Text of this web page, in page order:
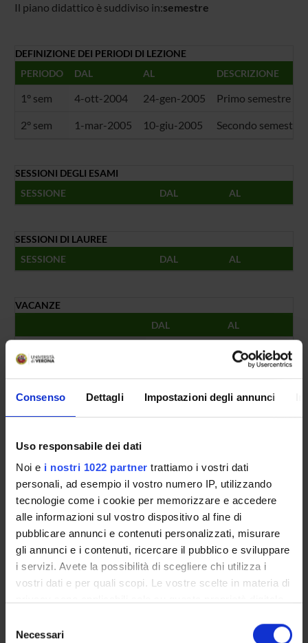
Consenso Dettagli Impostazioni degli annunci
Uso responsabile dei dati
Noi e i nostri 1022 partner trattiamo i vostri dati
personali, ad esempio il vostro numero IP, utilizzando
tecnologie come i cookie per memorizzare e accedere
alle informazioni sul vostro dispositivo al fine di
pubblicare annunci e contenuti personalizzati, misurare
gli annunci e i contenuti, ricercare il pubblico e sviluppare
i servizi. Avete la possibilità di scegliere chi utilizza i
vostri dati e per quali scopi. Le vostre scelte in materia di
modificare o revocare il proprio consenso in qualsiasi
delNecessari
Il piano didattico è suddiviso in:semestre
DEFINIZIONE DEI PERIODI DI LEZIONE
PERIODO
DAL AL DESCRIZIONE
1° sem 4-ott-2004 24-gen-2005 Primo semestre
2° sem 1-mar-2005 10-giu-2005 Secondo semestre
SESSIONI DEGLI ESAMI
SESSIONE
DAL AL
SESSIONI DI LAUREE
SESSIONE
DAL AL
VACANZE
DAL
AL
1-nov-2004
Immacolata Concezione 8-dic-2004 8-dic-2004
Vacanze Natalizie 22-dic-2004 6-gen-2005
Festa del Patrono S. Zeno 21-mag-2005 21-mag-2005
Festa della Repubblica 2-giu-2005 2-giu-2005
Vacanze estive 25-lug-2005 31-ago-2005
Insegnamenti